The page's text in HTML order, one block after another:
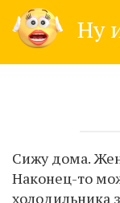
content
Ну
Сижу дома.
Наконец-то
холодильника